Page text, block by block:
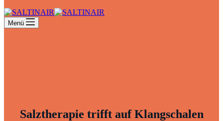
Menü
Salztherapie trifft auf Klangschalen